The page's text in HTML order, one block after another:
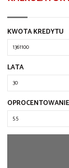
KWOTA KREDYTU
LATA